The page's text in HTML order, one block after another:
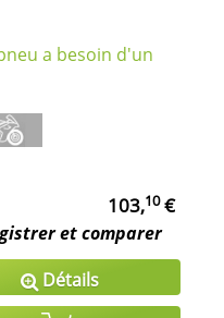
a besoin d'un
103,10€
et comparer
Détails